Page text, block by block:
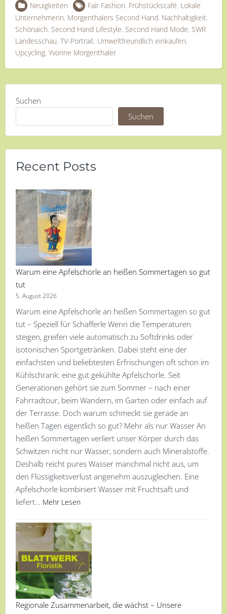
Neuigkeiten Fair Fashion, Frühstückscafé, Lokale
Unternehmerin, Morgenthalers Second Hand, Nachhaltigkeit,
Schönaich, Second Hand Lifestyle, Second Hand Mode, SWR
Landesschau, TV-Portrait, Umweltfreundlich einkaufen,
Upcycling, Yvonne Morgenthaler
Suchen
Suchen
Recent Posts
Warum eine Apfelschorle an heißen Sommertagen so gut
tut
5. August 2026
Warum eine Apfelschorle an heißen Sommertagen so gut
tut – Speziell für Schafferle Wenn die Temperaturen
steigen, greifen viele automatisch zu Softdrinks oder
isotonischen Sportgetränken. Dabei steht eine der
einfachsten und beliebtesten Erfrischungen oft schon im
Kühlschrank: eine gut gekühlte Apfelschorle. Seit
Generationen gehört sie zum Sommer – nach einer
Fahrradtour, beim Wandern, im Garten oder einfach auf
der Terrasse. Doch warum schmeckt sie gerade an
heißen Tagen eigentlich so gut? Mehr als nur Wasser An
heißen Sommertagen verliert unser Körper durch das
Schwitzen nicht nur Wasser, sondern auch Mineralstoffe.
Deshalb reicht pures Wasser manchmal nicht aus, um
den Flüssigkeitsverlust angenehm auszugleichen. Eine
Apfelschorle kombiniert Wasser mit Fruchtsaft und
liefert… Mehr Lesen
Regionale Zusammenarbeit, die wächst – Unsere